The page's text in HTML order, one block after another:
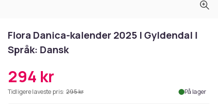
Flora Danica-kalender 2025 | Gyldendal |
Språk: Dansk
294 kr
Tidligere laveste pris: 295 kr På lager